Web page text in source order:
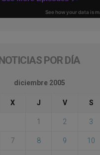
NOTICIAS POR DÍA
diciembre 2005
X J V S
1 2 3
7 8 9 10